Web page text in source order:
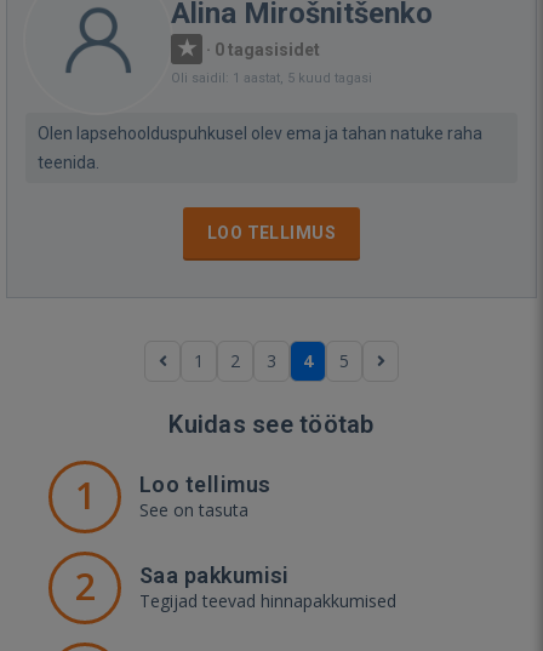
Alina Mirošnitšenko
· 0 tagasisidet
Oli saidil: 1 aastat, 5 kuud tagasi
Olen lapsehoolduspuhkusel olev ema ja tahan natuke raha
teenida.
LOO TELLIMUS
1 2 3 4 5
Kuidas see töötab
1 Loo tellimus
See on tasuta
2 Saa pakkumisi
Tegijad teevad hinnapakkumised